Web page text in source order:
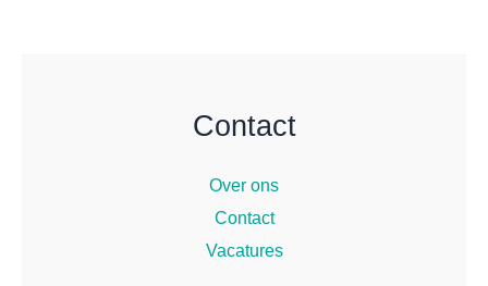
Contact
Over ons
Contact
Vacatures